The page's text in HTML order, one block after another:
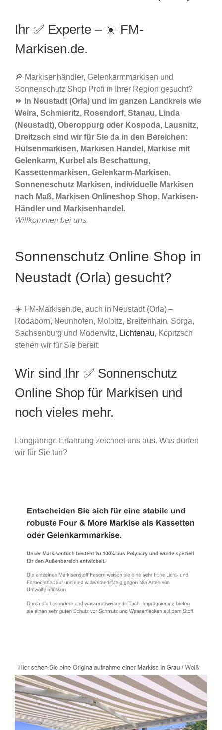
Ihr ✅ Experte – ☀️ FM-
Markisen.de.
🔎 Markisenhändler, Gelenkarmmarkisen und
Sonnenschutz Shop Profi in Ihrer Region gesucht?
⏩ In Neustadt (Orla) und im ganzen Landkreis wie
Weira, Schmieritz, Rosendorf, Stanau, Linda
(Neustadt), Oberoppurg oder Kospoda, Lausnitz,
Dreitzsch sind wir für Sie da in den Bereichen:
Hülsenmarkisen, Markisen Handel, Markise mit
Gelenkarm, Kurbel als Beschattung,
Kassettenmarkisen, Gelenkarm-Markisen,
Sonneneschutz Markisen, individuelle Markisen
nach Maß, Markisen Onlineshop Shop, Markisen-
Händler und Markisenhandel.
Willkommen bei uns.
Sonnenschutz Online Shop in
Neustadt (Orla) gesucht?
☀️ FM-Markisen.de, auch in Neustadt (Orla) –
Rodaborn, Neunhofen, Molbitz, Breitenhain, Sorga,
Sachsenburg und Moderwitz, Lichtenau, Kopitzsch
stehen wir für Sie bereit.
Wir sind Ihr ✅ Sonnenschutz
Online Shop für Markisen und
noch vieles mehr.
Langjährige Erfahrung zeichnet uns aus. Was dürfen
wir für Sie tun?